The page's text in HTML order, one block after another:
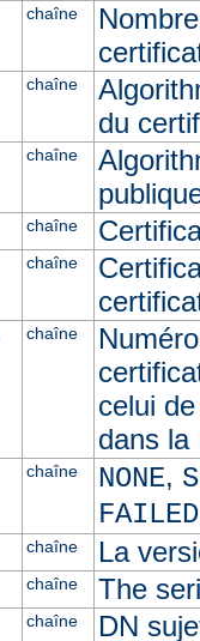
chaîne
chaîne
du
chaîne
chaîne
chaîne
chaîne
celui
dans la
chaîne NONE,
chaîne La
chaîne The
chaîne DN